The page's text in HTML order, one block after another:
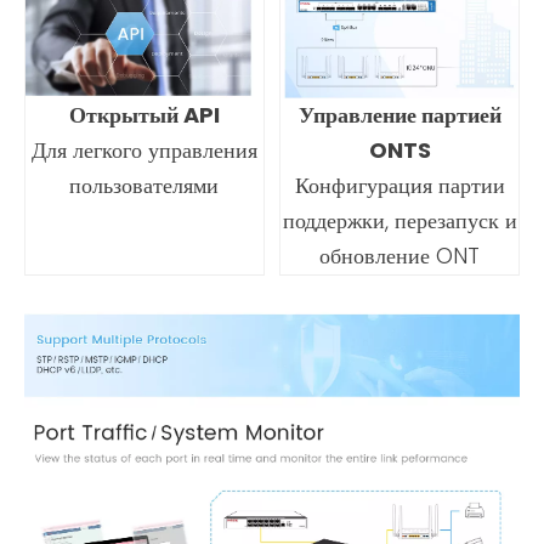
Открытый API
Для легкого управления
пользователями
Управление партией
ONTS
Конфигурация партии
поддержки, перезапуск и
обновление ONT